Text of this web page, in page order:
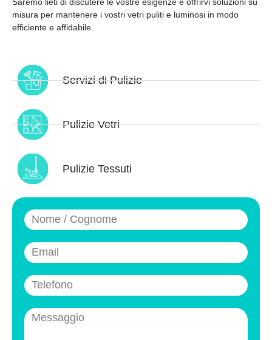
misura per mantenere i vostri vetri puliti e luminosi in modo
efficiente e affidabile.
Servizi di Pulizie
Pulizie Vetri
Pulizie Tessuti